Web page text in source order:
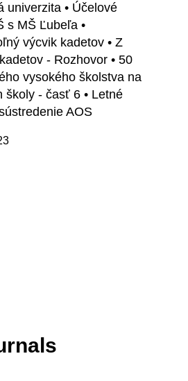
univerzita • Účelové
s MŠ Ľubeľa •
výcvik kadetov • Z
- Rozhovor • 50
vysokého školstva na
školy - časť 6 • Letné
AOS